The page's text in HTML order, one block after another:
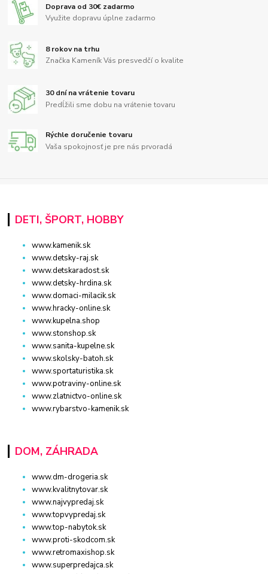
Doprava od 30€ zadarmo
Využite dopravu úplne zadarmo
8 rokov na trhu
Značka Kameník Vás presvedčí o kvalite
30 dní na vrátenie tovaru
Predĺžili sme dobu na vrátenie tovaru
Rýchle doručenie tovaru
Vaša spokojnosť je pre nás prvoradá
DETI, ŠPORT, HOBBY
www.kamenik.sk
www.detsky-raj.sk
www.detskaradost.sk
www.detsky-hrdina.sk
www.domaci-milacik.sk
www.hracky-online.sk
www.kupelna.shop
www.stonshop.sk
www.sanita-kupelne.sk
www.skolsky-batoh.sk
www.sportaturistika.sk
www.potraviny-online.sk
www.zlatnictvo-online.sk
www.rybarstvo-kamenik.sk
DOM, ZÁHRADA
www.dm-drogeria.sk
www.kvalitnytovar.sk
www.najvypredaj.sk
www.topvypredaj.sk
www.top-nabytok.sk
www.proti-skodcom.sk
www.retromaxishop.sk
www.superpredajca.sk